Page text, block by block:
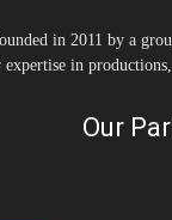
in 2011 by a
in
Our